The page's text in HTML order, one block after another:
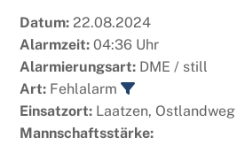
Datum: 22.08.2024
Alarmzeit: 04:36 Uhr
Alarmierungsart: DME / still
Art: Fehlalarm
Einsatzort: Laatzen, Ostlandweg
Mannschaftsstärke: